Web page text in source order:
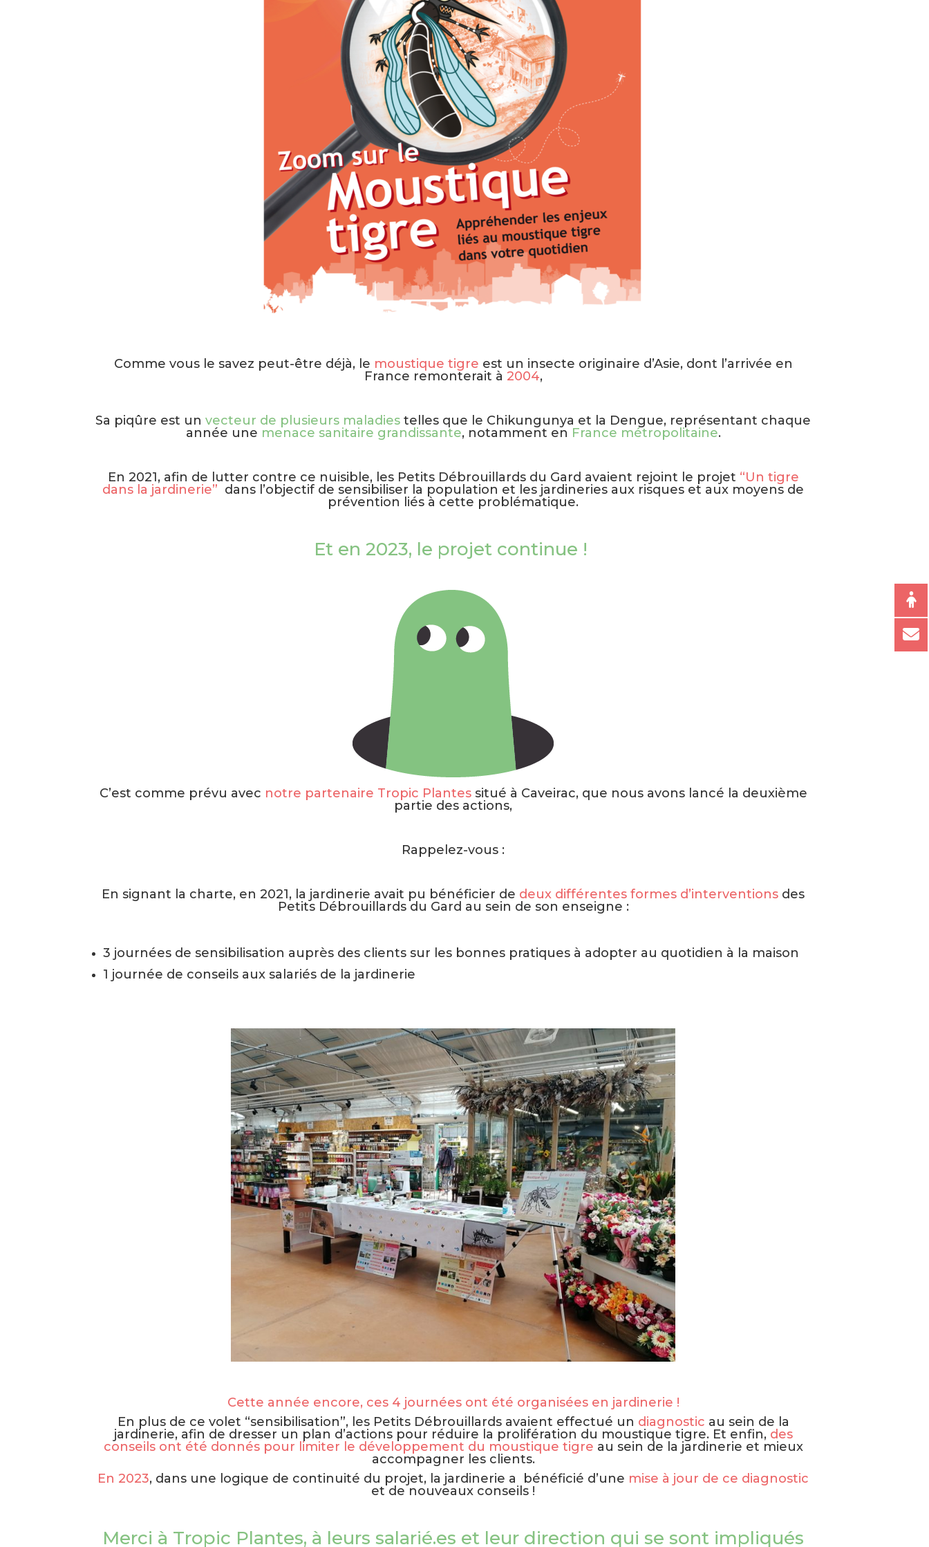
Comme vous le savez peut-être déjà, le moustique tigre est un insecte originaire d’Asie, dont l’arrivée en
France remonterait à 2004,
Sa piqûre est unvecteur de plusieurs maladies telles que le Chikungunya et la Dengue, représentant chaque
année une menace sanitaire grandissante, notamment en France métropolitaine.
En 2021, afin de lutter contre ce nuisible, les Petits Débrouillards du Gard avaient rejoint le projet “Un tigre
dans la jardinerie” dans l’objectif de sensibiliser la population et les jardineries aux risques et aux moyens de
prévention liés à cette problématique.
Et en 2023, le projet continue !
C’est comme prévu avec notre partenaire Tropic Plantessitué à Caveirac, que nous avons lancé la deuxième
partie des actions,
Rappelez-vous :
En signant la charte, en 2021, la jardinerie avait pu bénéficier de deux différentes formes d’interventions des
Petits Débrouillards du Gard au sein de son enseigne :
3 journées de sensibilisation auprès des clients sur les bonnes pratiques à adopter au quotidien à la maison
1 journée de conseils aux salariés de la jardinerie
Cette année encore, ces 4 journées ont été organisées en jardinerie !
En plus de ce volet “sensibilisation”, les Petits Débrouillards avaient effectué un diagnostic au sein de la
jardinerie, afin de dresser un plan d’actions pour réduire la prolifération du moustique tigre. Et enfin, des
conseils ont été donnés pour limiter le développement du moustique tigre au sein de la jardinerie et mieux
accompagner les clients.
En 2023, dans une logique de continuité du projet, la jardinerie a bénéficié d’une mise à jour de ce diagnostic
et de nouveaux conseils !
Merci à Tropic Plantes, à leurs salarié.es et leur direction qui se sont impliqués